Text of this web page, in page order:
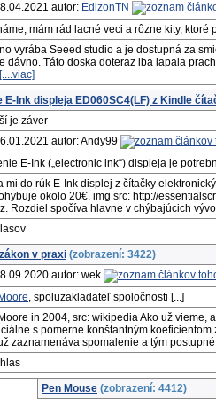
autor: EdizonTN
mám rád lacné veci a rôzne kity, ktoré
vyrába Seeed studio a je dostupná za
dávno. Táto doska doteraz iba lapala
[....viac]
E-Ink displeja ED060SC4(LF) z Kindle
je záver
autor: Andy99
E-Ink („electronic ink“) displeja je
mi do rúk E-Ink displej z čítačky
okolo 20€. img src: http://
Rozdiel spočíva hlavne v chýbajúcich
v praxi (zobrazení: 3422)
autor: wek
, spoluzakladateľ spoločnosti [...]
in 2004, src: wikipedia Ako už vieme,
s pomerne konštantným
zaznamenáva spomalenie a tým
Pen Mouse (zobrazení: 4412)